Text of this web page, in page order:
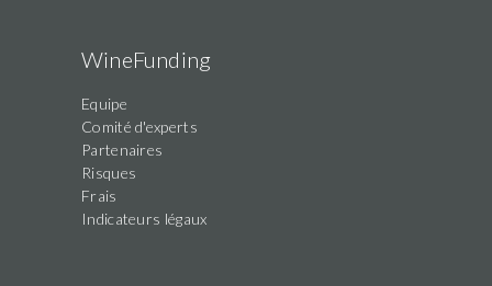
WineFunding
Equipe
Comité d'experts
Partenaires
Risques
Frais
Indicateurs légaux